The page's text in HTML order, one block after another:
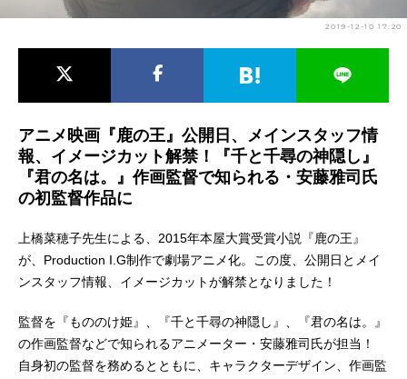
秋アニメ 冬アニメ
FOLLOW US
2019-12-10 17:20
アニメ映画『鹿の王』公開日、メインスタッフ情
報、イメージカット解禁！『千と千尋の神隠し』
『君の名は。』作画監督で知られる・安藤雅司氏
の初監督作品に
上橋菜穂子先生による、2015年本屋大賞受賞小説『鹿の王』
が、Production I.G制作で劇場アニメ化。この度、公開日とメイ
ンスタッフ情報、イメージカットが解禁となりました！
監督を『もののけ姫』、『千と千尋の神隠し』、『君の名は。』
の作画監督などで知られるアニメーター・安藤雅司氏が担当！
自身初の監督を務めるとともに、キャラクターデザイン、作画監